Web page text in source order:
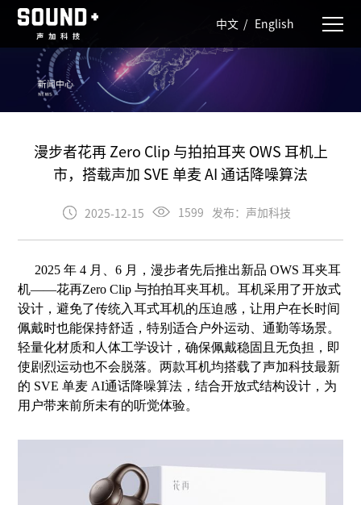
中文/ English
漫步者花再 Zero Clip 与拍拍耳夹 OWS 耳机上
市，搭载声加 SVE 单麦 AI 通话降噪算法
2025-12-15 1599 发布：声加科技
2025 年 4 月、6 月，漫步者先后推出新品 OWS 耳夹耳
机——花再Zero Clip 与拍拍耳夹耳机。耳机采用了开放式
设计，避免了传统入耳式耳机的压迫感，让用户在长时间
佩戴时也能保持舒适，特别适合户外运动、通勤等场景。
轻量化材质和人体工学设计，确保佩戴稳固且无负担，即
使剧烈运动也不会脱落。两款耳机均搭载了声加科技最新
的 SVE 单麦 AI通话降噪算法，结合开放式结构设计，为
用户带来前所未有的听觉体验。